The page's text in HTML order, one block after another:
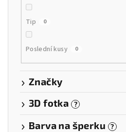
Tip 0
Poslední kusy 0
Značky
3D fotka
?
Barva na šperku ?